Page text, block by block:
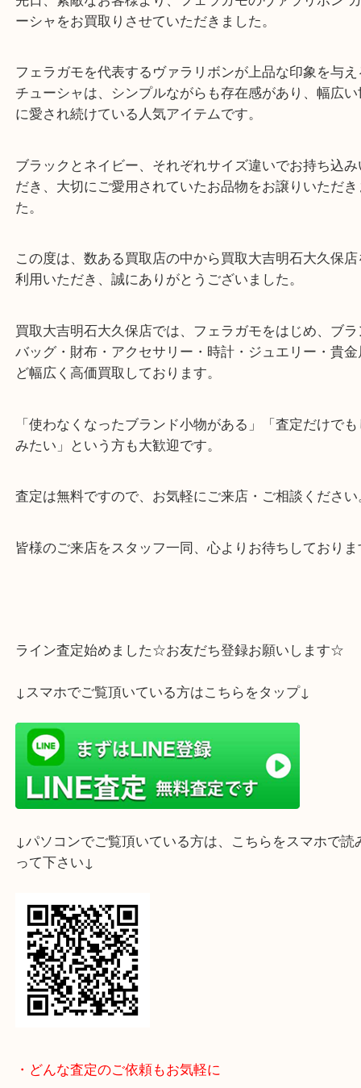
皆様、こんにちは。
買取大吉明石大久保店でございます。
先日、素敵なお客様より、フェラガモのヴァラリボ
フェラガモを代表するヴァラリボンが上品な印象を
チューシャは、シンプルながらも存在感があり、
に愛され続けている人気アイテムです。
ブラックとネイビー、それぞれサイズ違いでお持
だき、大切にご愛用されていたお品物をお譲りいた
た。
この度は、数ある買取店の中から買取大吉明石大
利用いただき、誠にありがとうございました。
買取大吉明石大久保店では、フェラガモをはじめ